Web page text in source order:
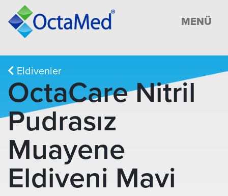
MENÜ
Eldivenler
OctaCare Nitril
Pudrasız
Muayene
Eldiveni Mavi